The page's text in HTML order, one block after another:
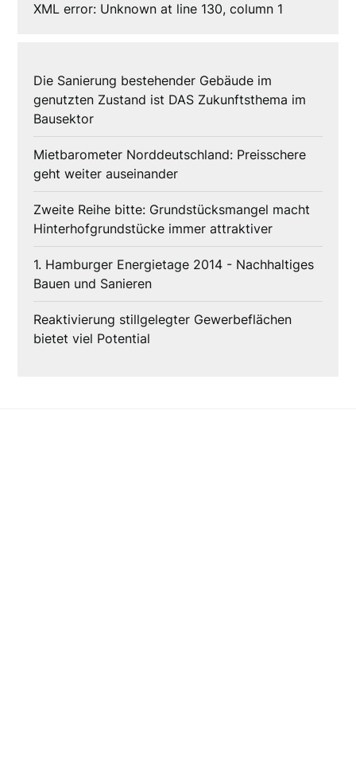
XML error: Unknown at line 130, column 1
Die Sanierung bestehender Gebäude im
genutzten Zustand ist DAS Zukunftsthema im
Bausektor
Mietbarometer Norddeutschland: Preisschere
geht weiter auseinander
Zweite Reihe bitte: Grundstücksmangel macht
Hinterhofgrundstücke immer attraktiver
1. Hamburger Energietage 2014 - Nachhaltiges
Bauen und Sanieren
Reaktivierung stillgelegter Gewerbeflächen
bietet viel Potential